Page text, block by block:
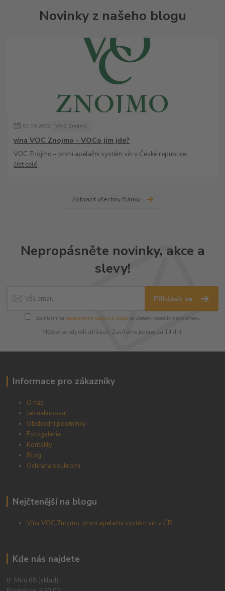
Novinky z našeho blogu
01.06.2022 VOC Znojmo
vína VOC Znojmo - VOCo jim jde?
VOC Znojmo – první apelační systém vín v České republice
číst celé
Zobrazit všechny články
Nepropásněte novinky, akce a
slevy!
Přihlásit se
Souhlasím se zpracováním osobních údajůza účelem rozesílky newsletteru.
Můžete se kdykoli odhlásit. Zasíláme jednou za 14 dní.
Informace pro zákazníky
O nás
Jak nakupovat
Obchodní podmínky
Fotogalerie
Kontakty
Blog
Ochrana soukromí
Nejčtenější na blogu
Vína VOC Znojmo: první apelační systém vín v ČR
Kde nás najdete
tř. Míru 68 (sklad)